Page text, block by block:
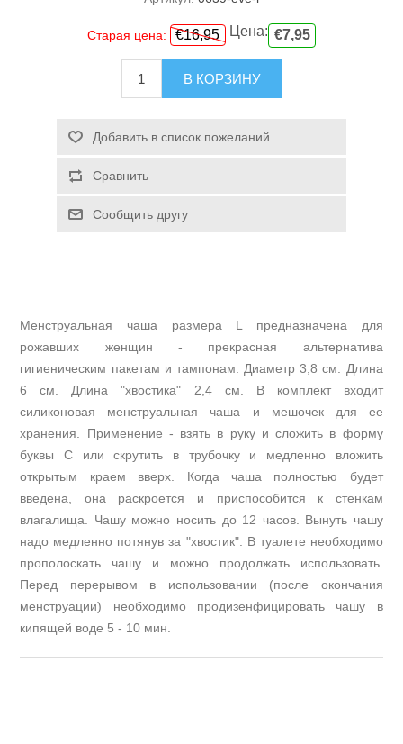
Старая цена: €16,95 Цена: €7,95
В КОРЗИНУ
Добавить в список пожеланий
Сравнить
Сообщить другу
Менструальная чаша размера L предназначена для
рожавших женщин - прекрасная альтернатива
гигиеническим пакетам и тампонам. Диаметр 3,8 см. Длина
6 см. Длина "хвостика" 2,4 см. В комплект входит
силиконовая менструальная чаша и мешочек для ее
хранения. Применение - взять в руку и сложить в форму
буквы С или скрутить в трубочку и медленно вложить
открытым краем вверх. Когда чаша полностью будет
введена, она раскроется и приспособится к стенкам
влагалища. Чашу можно носить до 12 часов. Вынуть чашу
надо медленно потянув за "хвостик". В туалете необходимо
прополоскать чашу и можно продолжать использовать.
Перед перерывом в использовании (после окончания
менструации) необходимо продизенфицировать чашу в
кипящей воде 5 - 10 мин.